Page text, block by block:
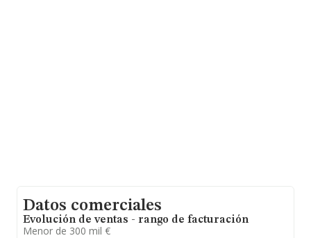
Datos comerciales
Evolución de ventas - rango de facturación
Menor de 300 mil €